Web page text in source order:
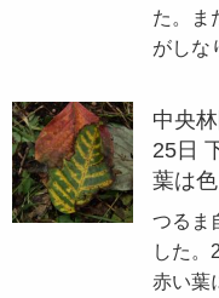
た。ま
がしな
中央
25日
葉は
つるま
した。
赤い葉